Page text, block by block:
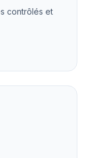
contrôlés et